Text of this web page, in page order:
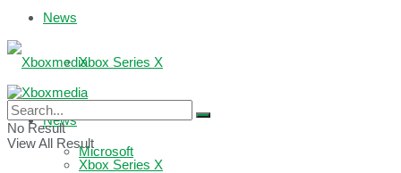
News
Xbox Series X
Microsoft
News
Xbox Series X
No Result
View All Result